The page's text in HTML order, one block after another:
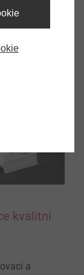
kvalitní
a